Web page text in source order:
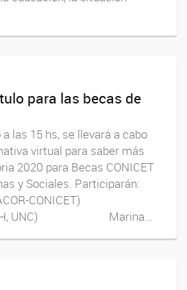
para las becas de
las 15 hs, se llevará a cabo
virtual para saber más
2020 para Becas CONICET
y Sociales. Participarán:
CONICET)
UNC) Marina...